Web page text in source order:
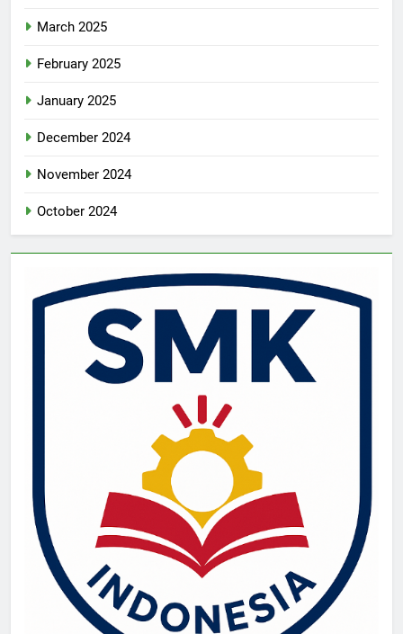
March 2025
February 2025
January 2025
December 2024
November 2024
October 2024